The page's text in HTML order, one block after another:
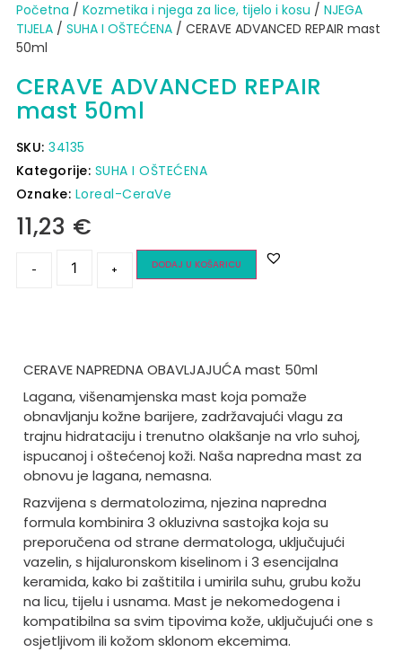
Početna / Kozmetika i njega za lice, tijelo i kosu / NJEGA
TIJELA/ SUHA I OŠTEĆENA/ CERAVE ADVANCED REPAIR mast
50ml
CERAVE ADVANCED REPAIR
mast 50ml
SKU:34135
Kategorije: SUHA I OŠTEĆENA
Oznake: Loreal-CeraVe
11,23 €
- + DODAJ U KOŠARICU
CERAVE NAPREDNA OBAVLJAJUĆA mast 50ml
Lagana, višenamjenska mast koja pomaže
obnavljanju kožne barijere, zadržavajući vlagu za
trajnu hidrataciju i trenutno olakšanje na vrlo suhoj,
ispucanoj i oštećenoj koži. Naša napredna mast za
obnovu je lagana, nemasna.
Razvijena s dermatolozima, njezina napredna
formula kombinira 3 okluzivna sastojka koja su
preporučena od strane dermatologa, uključujući
vazelin, s hijaluronskom kiselinom i 3 esencijalna
keramida, kako bi zaštitila i umirila suhu, grubu kožu
na licu, tijelu i usnama. Mast je nekomedogena i
kompatibilna sa svim tipovima kože, uključujući one s
osjetljivom ili kožom sklonom ekcemima.